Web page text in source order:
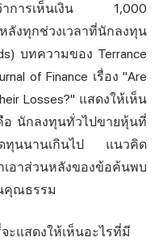
ว่าการเห็นเงิน 1,000
ลังทุกช่วงเวลาที่นักลงทุน
บทความของ Terrance
of Finance เรื่อง "Are
Losses?" แสดงให้เห็น
อ นักลงทุนทั่วไปขายหุ้นที่
ดทุนนานเกินไป แนวคิด
เอาส่วนหลังของข้อค้นพบ
คุณธรรม
ะแสดงให้เห็นอะไรที่มี